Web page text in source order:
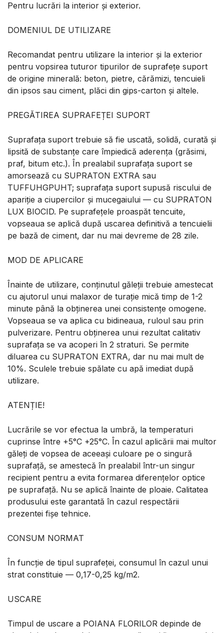
Pentru lucrări la interior şi exterior.
DOMENIUL DE UTILIZARE
Recomandat pentru utilizare la interior și la exterior
pentru vopsirea tuturor tipurilor de suprafețe suport
de origine minerală: beton, pietre, cărămizi, tencuieli
din ipsos sau ciment, plăci din gips-carton și altele.
PREGĂTIREA SUPRAFEȚEI SUPORT
Suprafața suport trebuie să fie uscată, solidă, curată și
lipsită de substanțe care împiedică aderența (grăsimi,
praf, bitum etc.). În prealabil suprafața suport se
amorsează cu SUPRATON EXTRA sau
TUFFUHGPUHT; suprafața suport supusă riscului de
apariție a ciupercilor și mucegaiului — cu SUPRATON
LUX BIOCID. Pe suprafețele proaspăt tencuite,
vopseaua se aplică după uscarea definitivă a tencuielii
pe bază de ciment, dar nu mai devreme de 28 zile.
MOD DE APLICARE
Înainte de utilizare, conținutul găleții trebuie amestecat
cu ajutorul unui malaxor de turație mică timp de 1-2
minute până la obținerea unei consistențe omogene.
Vopseaua se va aplica cu bidineaua, ruloul sau prin
pulverizare. Pentru obținerea unui rezultat calitativ
suprafața se va acoperi în 2 straturi. Se permite
diluarea cu SUPRATON EXTRA, dar nu mai mult de
10%. Sculele trebuie spălate cu apă imediat după
utilizare.
ATENȚIE!
Lucrările se vor efectua la umbră, la temperaturi
cuprinse între +5°C +25°C. În cazul aplicării mai multor
găleți de vopsea de aceeași culoare pe o singură
suprafață, se amestecă în prealabil într-un singur
recipient pentru a evita formarea diferențelor optice
pe suprafață. Nu se aplică înainte de ploaie. Calitatea
produsului este garantată în cazul respectării
prezentei fișe tehnice.
CONSUM NORMAT
În funcție de tipul suprafeței, consumul în cazul unui
strat constituie — 0,17-0,25 kg/m2.
USCARE
Timpul de uscare a POIANA FLORILOR depinde de